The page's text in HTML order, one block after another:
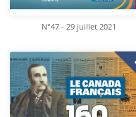
N°47 - 29 juillet 2021